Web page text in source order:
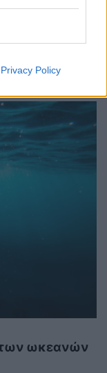
Privacy Policy
είδος
των ωκεανών